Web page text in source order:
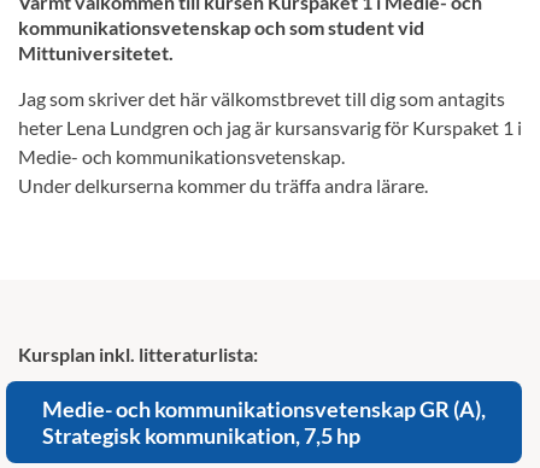
kommunikationsvetenskap och som student vid
Mittuniversitetet.
Jag som skriver det här välkomstbrevet till dig som antagits
heter Lena Lundgren och jag är kursansvarig för Kurspaket 1 i
Medie- och kommunikationsvetenskap.
Under delkurserna kommer du träffa andra lärare.
Kursplan inkl. litteraturlista:
Medie- och kommunikationsvetenskap GR (A),
Strategisk kommunikation, 7,5 hp